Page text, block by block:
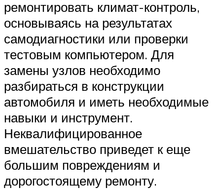
ремонтировать климат-контроль,
основываясь на результатах
самодиагностики или проверки
тестовым компьютером. Для
замены узлов необходимо
разбираться в конструкции
автомобиля и иметь необходимые
навыки и инструмент.
Неквалифицированное
вмешательство приведет к еще
большим повреждениям и
дорогостоящему ремонту.